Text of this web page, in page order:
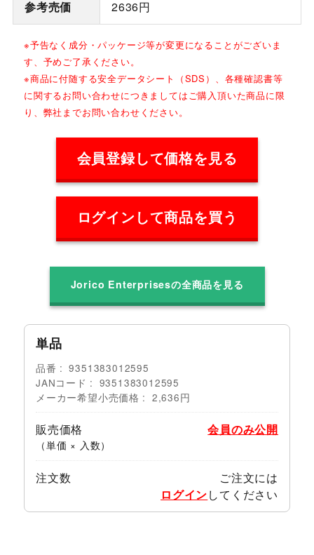
参考売価 2636円
※予告なく成分・パッケージ等が変更になることがございま
す、予めご了承ください。
※商品に付随する安全データシート（SDS）、各種確認書等
に関するお問い合わせにつきましてはご購入頂いた商品に限
り、弊社までお問い合わせください。
会員登録して価格を見る
ログインして商品を買う
Jorico Enterprisesの全商品を見る
単品
品番
9351383012595
JANコード
9351383012595
メーカー希望小売価格
2,636円
販売価格
（単価 × 入数）
会員のみ公開
注文数
ご注文には
ログインしてください